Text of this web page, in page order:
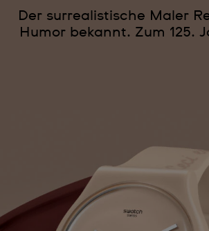
Der surrealistische Maler
Humor bekannt. Zum 125.